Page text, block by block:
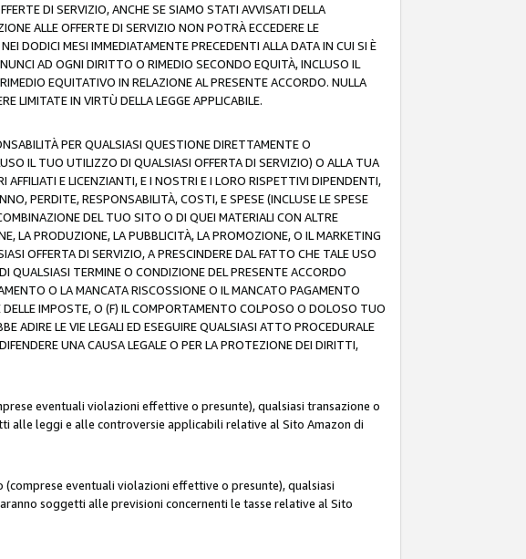
DI SERVIZIO, ANCHE SE SIAMO STATI AVVISATI DELLA
ALLE OFFERTE DI SERVIZIO NON POTRÀ ECCEDERE LE
DODICI MESI IMMEDIATAMENTE PRECEDENTI ALLA DATA IN CUI SI È
AD OGNI DIRITTO O RIMEDIO SECONDO EQUITÀ, INCLUSO IL
EQUITATIVO IN RELAZIONE AL PRESENTE ACCORDO. NULLA
LIMITATE IN VIRTÙ DELLA LEGGE APPLICABILE.
PER QUALSIASI QUESTIONE DIRETTAMENTE O
IL TUO UTILIZZO DI QUALSIASI OFFERTA DI SERVIZIO) O ALLA TUA
E LICENZIANTI, E I NOSTRI E I LORO RISPETTIVI DIPENDENTI,
PERDITE, RESPONSABILITÀ, COSTI, E SPESE (INCLUSE LE SPESE
DEL TUO SITO O DI QUEI MATERIALI CON ALTRE
LA PRODUZIONE, LA PUBBLICITÀ, LA PROMOZIONE, O IL MARKETING
OFFERTA DI SERVIZIO, A PRESCINDERE DAL FATTO CHE TALE USO
QUALSIASI TERMINE O CONDIZIONE DEL PRESENTE ACCORDO
O LA MANCATA RISCOSSIONE O IL MANCATO PAGAMENTO
IMPOSTE, O (F) IL COMPORTAMENTO COLPOSO O DOLOSO TUO
LE VIE LEGALI ED ESEGUIRE QUALSIASI ATTO PROCEDURALE
UNA CAUSA LEGALE O PER LA PROTEZIONE DEI DIRITTI,
eventuali violazioni effettive o presunte), qualsiasi transazione o
alle leggi e alle controversie applicabili relative al Sito Amazon di
eventuali violazioni effettive o presunte), qualsiasi
soggetti alle previsioni concernenti le tasse relative al Sito